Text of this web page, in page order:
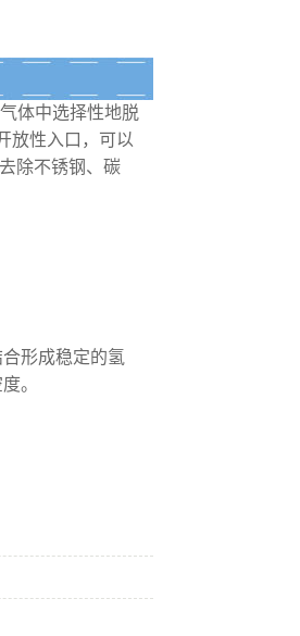
体中选择性地脱
放性入口，可以
除不锈钢、碳
形成稳定的氢
。